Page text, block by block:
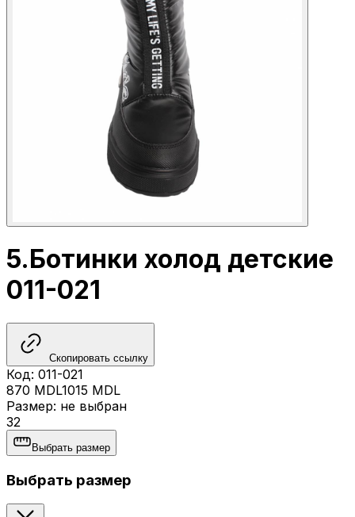
5.Ботинки холод детские
011-021
Скопировать ссылку
Код: 011-021
870 MDL1015 MDL
Размер: не выбран
32
Выбрать размер
Выбрать размер